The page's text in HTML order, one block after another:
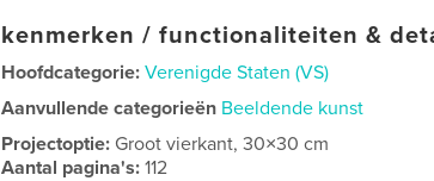
kenmerken / functionaliteiten &
Hoofdcategorie: Verenigde Staten (VS)
Aanvullende categorieën Beeldende kunst
Projectoptie: Groot vierkant, 30×30 cm
Aantal pagina's:112